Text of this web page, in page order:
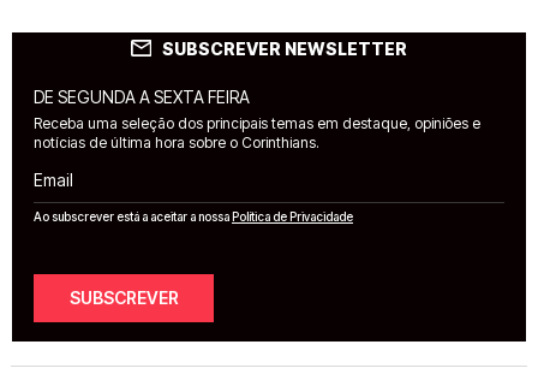
SUBSCREVER NEWSLETTER
DE SEGUNDA A SEXTA FEIRA
Receba uma seleção dos principais temas em destaque, opiniões e
notícias de última hora sobre o Corinthians.
Email
Ao subscrever está a aceitar a nossaPolítica de Privacidade
SUBSCREVER